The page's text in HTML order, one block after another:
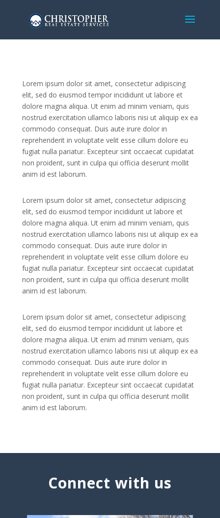
Lorem ipsum dolor sit amet, consectetur adipiscing
elit, sed do eiusmod tempor incididunt ut labore et
dolore magna aliqua. Ut enim ad minim veniam, quis
nostrud exercitation ullamco laboris nisi ut aliquip ex ea
commodo consequat. Duis aute irure dolor in
reprehenderit in voluptate velit esse cillum dolore eu
fugiat nulla pariatur. Excepteur sint occaecat cupidatat
non proident, sunt in culpa qui officia deserunt mollit
anim id est laborum.
Lorem ipsum dolor sit amet, consectetur adipiscing
elit, sed do eiusmod tempor incididunt ut labore et
dolore magna aliqua. Ut enim ad minim veniam, quis
nostrud exercitation ullamco laboris nisi ut aliquip ex ea
commodo consequat. Duis aute irure dolor in
reprehenderit in voluptate velit esse cillum dolore eu
fugiat nulla pariatur. Excepteur sint occaecat cupidatat
non proident, sunt in culpa qui officia deserunt mollit
anim id est laborum.
Lorem ipsum dolor sit amet, consectetur adipiscing
elit, sed do eiusmod tempor incididunt ut labore et
dolore magna aliqua. Ut enim ad minim veniam, quis
nostrud exercitation ullamco laboris nisi ut aliquip ex ea
commodo consequat. Duis aute irure dolor in
reprehenderit in voluptate velit esse cillum dolore eu
fugiat nulla pariatur. Excepteur sint occaecat cupidatat
non proident, sunt in culpa qui officia deserunt mollit
anim id est laborum.
Connect with us